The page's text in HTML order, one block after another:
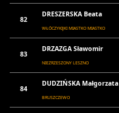
82
DRESZERSKA Beata
WŁÓCZYKIJKI MIASTKO MIASTKO
83
DRZAZGA Sławomir
NIEZRZESZONY LESZNO
84
DUDZIŃSKA Małgorzata
BRUSZCZEWO